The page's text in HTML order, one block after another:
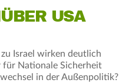
USA
Israel wirken deutlich
für Nationale Sicherheit
in der Außenpolitik?